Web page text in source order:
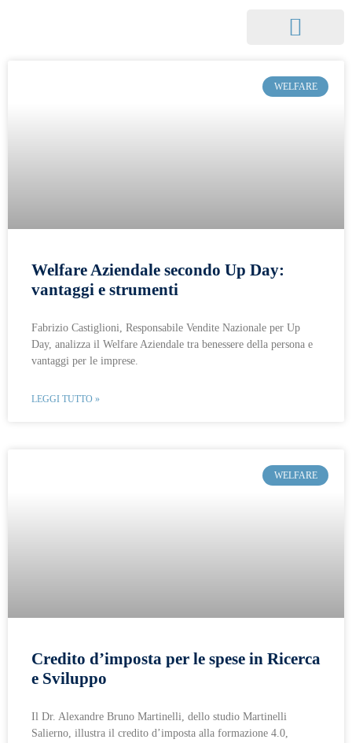
WELFARE
Welfare Aziendale secondo Up Day:
vantaggi e strumenti
Fabrizio Castiglioni, Responsabile Vendite Nazionale per Up
Day, analizza il Welfare Aziendale tra benessere della persona e
vantaggi per le imprese.
LEGGI TUTTO »
WELFARE
Credito d’imposta per le spese in Ricerca
e Sviluppo
Il Dr. Alexandre Bruno Martinelli, dello studio Martinelli
Salierno, illustra il credito d’imposta alla formazione 4.0,